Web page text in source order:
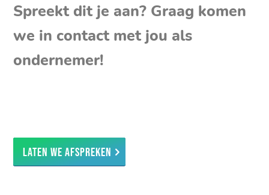
Spreekt dit je aan? Graag komen
we in contact met jou als
ondernemer!
Laten we afspreken